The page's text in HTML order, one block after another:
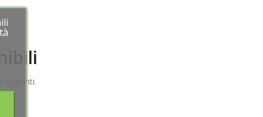
aggiunti.